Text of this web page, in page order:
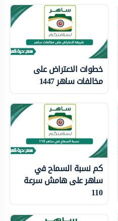
خطوات الاعتراض على
مخالفات ساهر 1447
كم نسبة السماح في
ساهر على هامش سرعة
110